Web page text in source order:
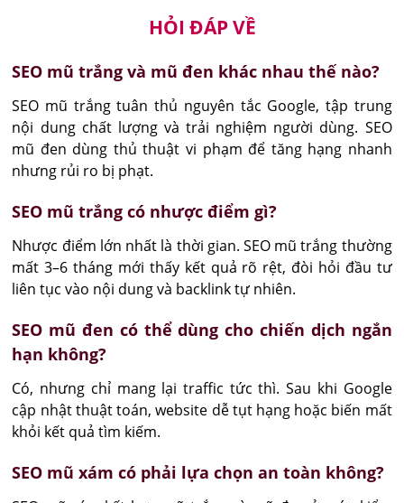
HỎI ĐÁP VỀ
SEO mũ trắng và mũ đen khác nhau thế nào?
SEO mũ trắng tuân thủ nguyên tắc Google, tập trung
nội dung chất lượng và trải nghiệm người dùng. SEO
mũ đen dùng thủ thuật vi phạm để tăng hạng nhanh
nhưng rủi ro bị phạt.
SEO mũ trắng có nhược điểm gì?
Nhược điểm lớn nhất là thời gian. SEO mũ trắng thường
mất 3–6 tháng mới thấy kết quả rõ rệt, đòi hỏi đầu tư
liên tục vào nội dung và backlink tự nhiên.
SEO mũ đen có thể dùng cho chiến dịch ngắn
hạn không?
Có, nhưng chỉ mang lại traffic tức thì. Sau khi Google
cập nhật thuật toán, website dễ tụt hạng hoặc biến mất
khỏi kết quả tìm kiếm.
SEO mũ xám có phải lựa chọn an toàn không?